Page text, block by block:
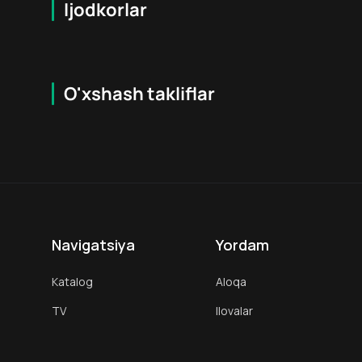
Ijodkorlar
O'xshash takliflar
Navigatsiya
Katalog
TV
Yordam
Aloqa
Ilovalar